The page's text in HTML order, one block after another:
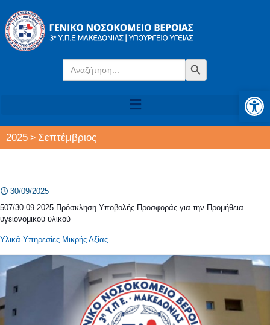
Search
for:
Search Button
2025 > Σεπτέμβριος
30/09/2025
507/30-09-2025 Πρόσκληση Υποβολής Προσφοράς για την Προμήθεια
υγειονομικού υλικού
Υλικά-Υπηρεσίες Μικρής Αξίας